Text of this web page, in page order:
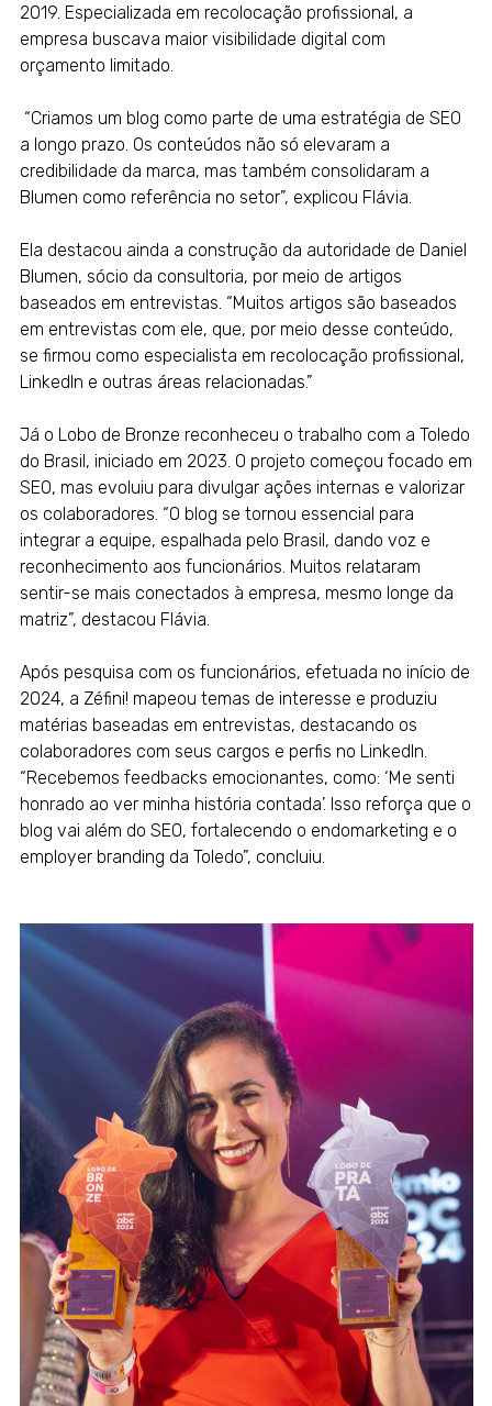
2019. Especializada em recolocação profissional, a
empresa buscava maior visibilidade digital com
orçamento limitado.
“Criamos um blog como parte de uma estratégia de SEO
a longo prazo. Os conteúdos não só elevaram a
credibilidade da marca, mas também consolidaram a
Blumen como referência no setor”, explicou Flávia.
Ela destacou ainda a construção da autoridade de Daniel
Blumen, sócio da consultoria, por meio de artigos
baseados em entrevistas. “Muitos artigos são baseados
em entrevistas com ele, que, por meio desse conteúdo,
se firmou como especialista em recolocação profissional,
LinkedIn e outras áreas relacionadas.”
Já o Lobo de Bronze reconheceu o trabalho com a Toledo
do Brasil, iniciado em 2023. O projeto começou focado em
SEO, mas evoluiu para divulgar ações internas e valorizar
os colaboradores. “O blog se tornou essencial para
integrar a equipe, espalhada pelo Brasil, dando voz e
reconhecimento aos funcionários. Muitos relataram
sentir-se mais conectados à empresa, mesmo longe da
matriz”, destacou Flávia.
Após pesquisa com os funcionários, efetuada no início de
2024, a Zéfini! mapeou temas de interesse e produziu
matérias baseadas em entrevistas, destacando os
colaboradores com seus cargos e perfis no LinkedIn.
“Recebemos feedbacks emocionantes, como: ‘Me senti
honrado ao ver minha história contada’. Isso reforça que o
blog vai além do SEO, fortalecendo o endomarketing e o
employer branding da Toledo”, concluiu.